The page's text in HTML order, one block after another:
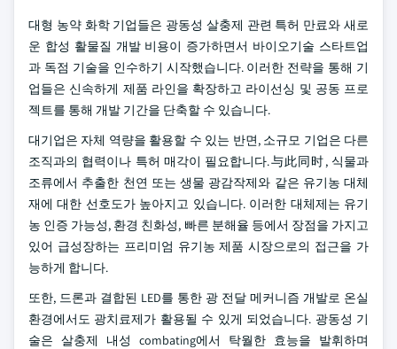
대형 농약 화학 기업들은 광동성 살충제 관련 특허 만료와 새로
운 합성 활물질 개발 비용이 증가하면서 바이오기술 스타트업
과 독점 기술을 인수하기 시작했습니다. 이러한 전략을 통해 기
업들은 신속하게 제품 라인을 확장하고 라이선싱 및 공동 프로
젝트를 통해 개발 기간을 단축할 수 있습니다.
대기업은 자체 역량을 활용할 수 있는 반면, 소규모 기업은 다른
조직과의 협력이나 특허 매각이 필요합니다.与此同时, 식물과
조류에서 추출한 천연 또는 생물 광감작제와 같은 유기농 대체
재에 대한 선호도가 높아지고 있습니다. 이러한 대체제는 유기
농 인증 가능성, 환경 친화성, 빠른 분해율 등에서 장점을 가지고
있어 급성장하는 프리미엄 유기농 제품 시장으로의 접근을 가
능하게 합니다.
또한, 드론과 결합된 LED를 통한 광 전달 메커니즘 개발로 온실
환경에서도 광치료제가 활용될 수 있게 되었습니다. 광동성 기
술은 살충제 내성 combating에서 탁월한 효능을 발휘하며